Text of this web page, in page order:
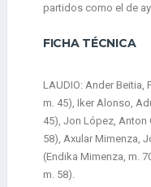
partidos como el de
FICHA TÉCNICA
LAUDIO: Ander Beitia,
m. 45), Iker Alonso,
45), Jon López, Anton
58), Axular Mimenza,
(Endika Mimenza, m.
m. 58).